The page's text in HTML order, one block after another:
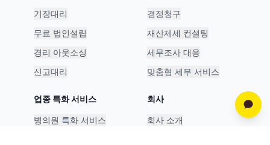
기장대리
무료 법인설립
경리 아웃소싱
신고대리
경정청구
재산제세 컨설팅
세무조사 대응
맞춤형 세무 서비스
업종 특화 서비스
병의원 특화 서비스
회사
회사 소개